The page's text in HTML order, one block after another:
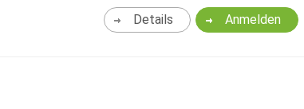
Anmelden
Details